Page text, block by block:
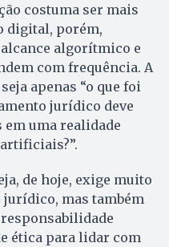
costuma ser mais
digital, porém,
algorítmico e
com frequência. A
apenas “o que foi
jurídico deve
uma realidade
de hoje, exige muito
mas também
ética para lidar com